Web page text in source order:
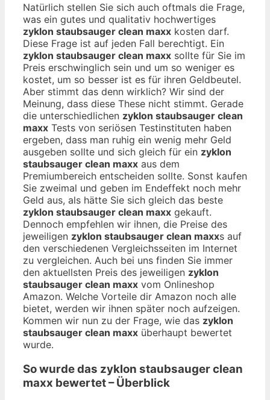
Natürlich stellen Sie sich auch oftmals die Frage,
was ein gutes und qualitativ hochwertiges
zyklon staubsauger clean maxx kosten darf.
Diese Frage ist auf jeden Fall berechtigt. Ein
zyklon staubsauger clean maxx sollte für Sie im
Preis erschwinglich sein und um so weniger es
kostet, um so besser ist es für ihren Geldbeutel.
Aber stimmt das denn wirklich? Wir sind der
Meinung, dass diese These nicht stimmt. Gerade
die unterschiedlichen zyklon staubsauger clean
maxx Tests von seriösen Testinstituten haben
ergeben, dass man ruhig ein wenig mehr Geld
ausgeben sollte und sich gleich für ein zyklon
staubsauger clean maxx aus dem
Premiumbereich entscheiden sollte. Sonst kaufen
Sie zweimal und geben im Endeffekt noch mehr
Geld aus, als hätte Sie sich gleich das beste
zyklon staubsauger clean maxx gekauft.
Dennoch empfehlen wir ihnen, die Preise des
jeweiligen zyklon staubsauger clean maxxs auf
den verschiedenen Vergleichsseiten im Internet
zu vergleichen. Auch bei uns finden Sie immer
den aktuellsten Preis des jeweiligen zyklon
staubsauger clean maxx vom Onlineshop
Amazon. Welche Vorteile dir Amazon noch alle
bietet, werden wir ihnen später noch aufzeigen.
Kommen wir nun zu der Frage, wie das zyklon
staubsauger clean maxx überhaupt bewertet
wurde.
So wurde das zyklon staubsauger clean
maxx bewertet – Überblick